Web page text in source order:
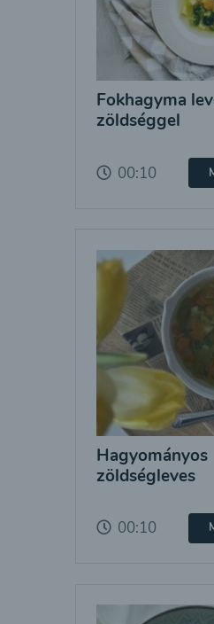
Fokhagyma
zöldséggel
00:10
Hagyományos
zöldségleves
00:10